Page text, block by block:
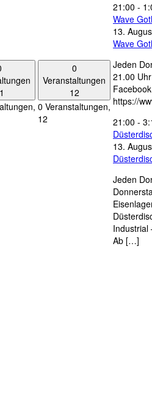
0
Veranstaltungen
12
0 Veranstaltungen,
12
21:00 -
Wave
13.
Wave
Jeden
21.00
https://
21:00 -
13.
Jeden
Industrial
Ab […]